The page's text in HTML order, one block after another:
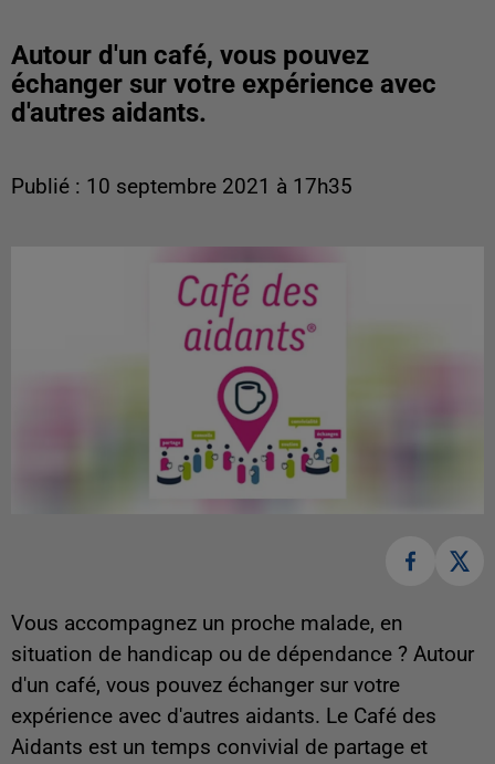
Autour d'un café, vous pouvez
échanger sur votre expérience avec
d'autres aidants.
Publié : 10 septembre 2021 à 17h35
Vous accompagnez un proche malade, en
situation de handicap ou de dépendance ? Autour
d'un café, vous pouvez échanger sur votre
expérience avec d'autres aidants. Le Café des
Aidants est un temps convivial de partage et